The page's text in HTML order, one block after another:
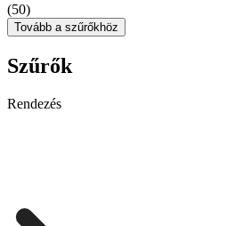
(50)
Tovább a szűrőkhöz
Szűrők
Rendezés